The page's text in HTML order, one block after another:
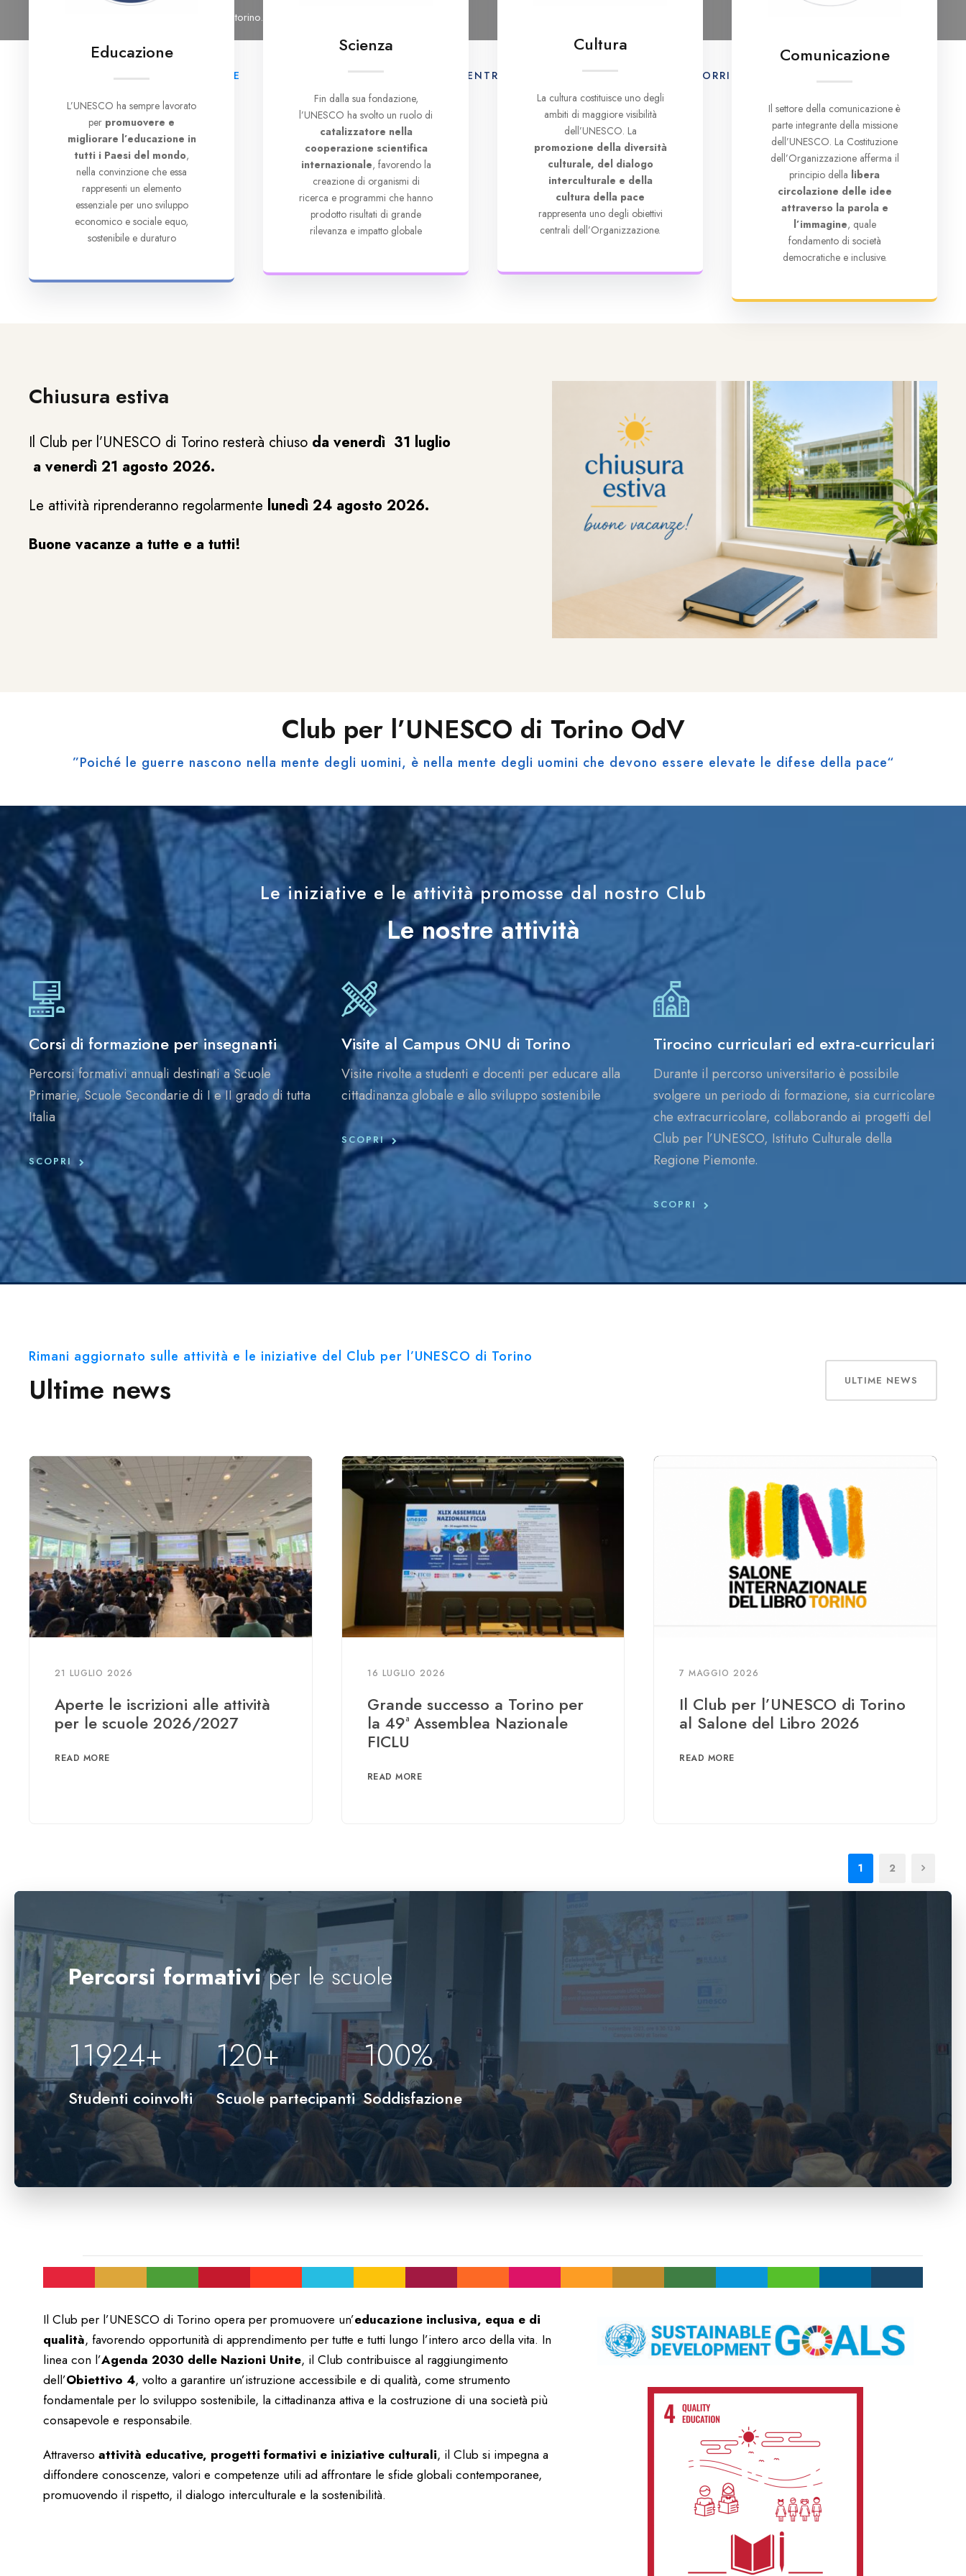
Email: segreteria@cutorino.org
HOME ATTIVITÀ CENTRO DI DOCUMENTAZIONE IL CORRIERE UNESCO
Educazione
L’UNESCO ha sempre lavorato
per promuovere e
migliorare l’educazione in
tutti i Paesi del mondo,
nella convinzione che essa
rappresenti un elemento
essenziale per uno sviluppo
economico e sociale equo,
sostenibile e duraturo
Scienza
Fin dalla sua fondazione,
l’UNESCO ha svolto un ruolo di
catalizzatore nella
cooperazione scientifica
internazionale, favorendo la
creazione di organismi di
ricerca e programmi che hanno
prodotto risultati di grande
rilevanza e impatto globale
Cultura
La cultura costituisce uno degli
ambiti di maggiore visibilità
dell’UNESCO. La
promozione della diversità
culturale, del dialogo
interculturale e della
cultura della pace
rappresenta uno degli obiettivi
centrali dell’Organizzazione.
Comunicazione
Il settore della comunicazione è
parte integrante della missione
dell’UNESCO. La Costituzione
dell’Organizzazione afferma il
principio della libera
circolazione delle idee
attraverso la parola e
l’immagine, quale
fondamento di società
democratiche e inclusive.
Chiusura estiva
Il Club per l’UNESCO di Torino resterà chiuso da venerdì 31 luglio
a venerdì 21 agosto 2026.
Le attività riprenderanno regolarmente lunedì 24 agosto 2026.
Buone vacanze a tutte e a tutti!
Club per l’UNESCO di Torino OdV
”Poiché le guerre nascono nella mente degli uomini, è nella mente degli uomini che devono essere elevate le difese della pace“
Le iniziative e le attività promosse dal nostro Club
Le nostre attività
Corsi di formazione per insegnanti
Percorsi formativi annuali destinati a Scuole
Primarie, Scuole Secondarie di I e II grado di tutta
Italia
SCOPRI
Visite al Campus ONU di Torino
Visite rivolte a studenti e docenti per educare alla
cittadinanza globale e allo sviluppo sostenibile
SCOPRI
Tirocino curriculari ed extra-curriculari
Durante il percorso universitario è possibile
svolgere un periodo di formazione, sia curricolare
che extracurricolare, collaborando ai progetti del
Club per l’UNESCO, Istituto Culturale della
Regione Piemonte.
SCOPRI
Rimani aggiornato sulle attività e le iniziative del Club per l’UNESCO di Torino
Ultime news ULTIME NEWS
21 LUGLIO 2026
Aperte le iscrizioni alle attività
per le scuole 2026/2027
READ MORE
16 LUGLIO 2026
Grande successo a Torino per
la 49ª Assemblea Nazionale
FICLU
READ MORE
7 MAGGIO 2026
Il Club per l’UNESCO di Torino
al Salone del Libro 2026
READ MORE
1 2
Percorsi formativiper le scuole
12000+
Studenti coinvolti
120+
Scuole partecipanti
100%
Soddisfazione
Il Club per l’UNESCO di Torino opera per promuovere un’educazione inclusiva, equa e di
qualità, favorendo opportunità di apprendimento per tutte e tutti lungo l’intero arco della vita. In
linea con l’Agenda 2030 delle Nazioni Unite, il Club contribuisce al raggiungimento
dell’Obiettivo 4, volto a garantire un’istruzione accessibile e di qualità, come strumento
fondamentale per lo sviluppo sostenibile, la cittadinanza attiva e la costruzione di una società più
consapevole e responsabile.
Attraverso attività educative, progetti formativi e iniziative culturali, il Club si impegna a
diffondere conoscenze, valori e competenze utili ad affrontare le sfide globali contemporanee,
promuovendo il rispetto, il dialogo interculturale e la sostenibilità.